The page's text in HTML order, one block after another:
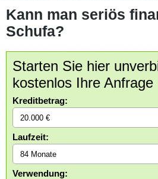
Kann man seriös
Schufa?
Starten Sie hier
kostenlos Ihre Anfrage
Kreditbetrag:
Laufzeit:
Verwendung: